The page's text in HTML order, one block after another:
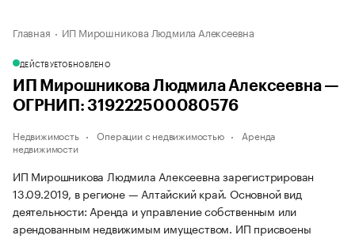
Главная ИП Мирошникова Людмила Алексеевна
ДЕЙСТВУЕТОБНОВЛЕНО
ИП Мирошникова Людмила Алексеевна —
ОГРНИП: 319222500080576
Недвижимость Операции с недвижимостью
Аренда
недвижимости
ИП Мирошникова Людмила Алексеевна зарегистрирован
13.09.2019, в регионе — Алтайский край. Основной вид
деятельности: Аренда и управление собственным или
арендованным недвижимым имуществом. ИП присвоены